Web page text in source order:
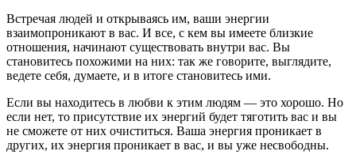
Встречая людей и открываясь им, ваши энергии
взаимопроникают в вас. И все, с кем вы имеете близкие
отношения, начинают существовать внутри вас. Вы
становитесь похожими на них: так же говорите, выглядите,
ведете себя, думаете, и в итоге становитесь ими.
Если вы находитесь в любви к этим людям — это хорошо. Но
если нет, то присутствие их энергий будет тяготить вас и вы
не сможете от них очиститься. Ваша энергия проникает в
других, их энергия проникает в вас, и вы уже несвободны.